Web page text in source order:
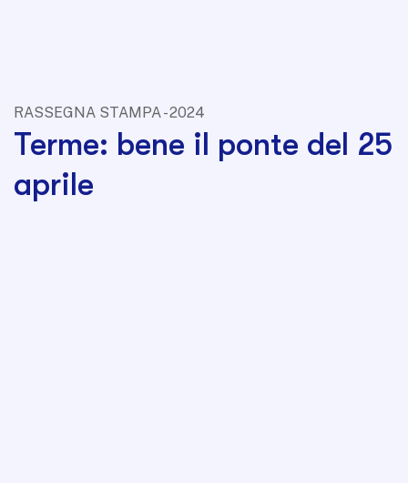
RASSEGNA STAMPA - 2024
Terme: bene il ponte del 25
aprile